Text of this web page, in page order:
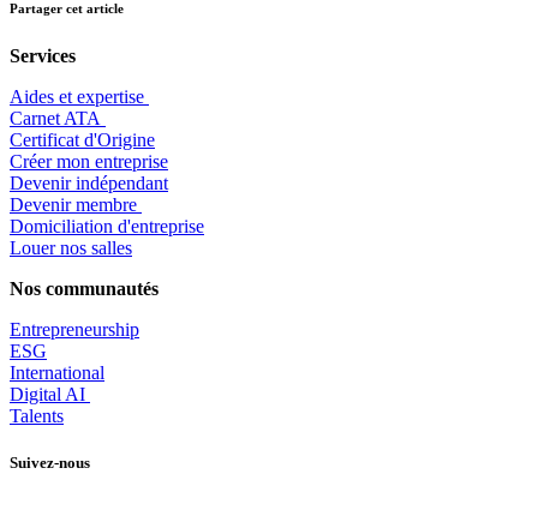
Partager cet article
Services
Aides et expertise
​Carnet ATA
Certificat d'Origine
Créer mon entreprise
Devenir indépendant
Devenir membre
​Domiciliation d'entreprise
Louer nos salles
Nos communautés
Entrepreneurship
ESG
International
Digital AI
Talents
Suivez-nous